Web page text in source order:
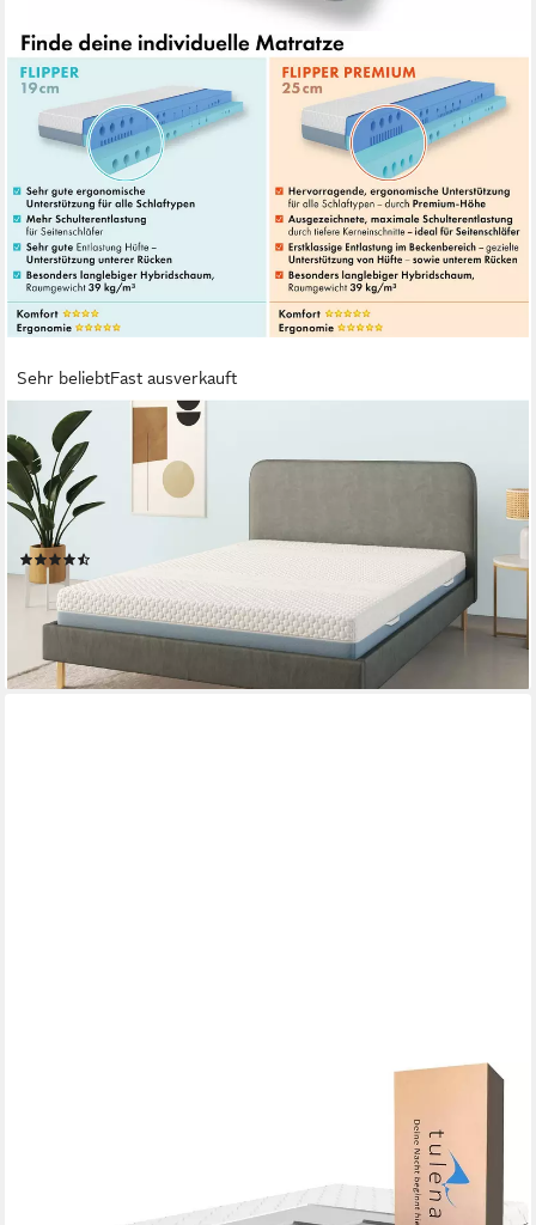
Sehr beliebtFast ausverkauft
OTTO HOME
Hybridschaum-Matratze Flipper, 90x200 cm, 140x200 cm &
mehr, langlebige Qualität (RG 39), 19 cm hoch, besondere,
ergonomische Schulterzone, H2+3/H3+4/H4+H5,
Wendematratze
ab 199,99 € UVP 499,00 €
nur bis Dienstag
lieferbar - in 3-4 Werktagen bei dir